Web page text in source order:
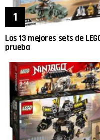
Los 13 mejores sets de
prueba